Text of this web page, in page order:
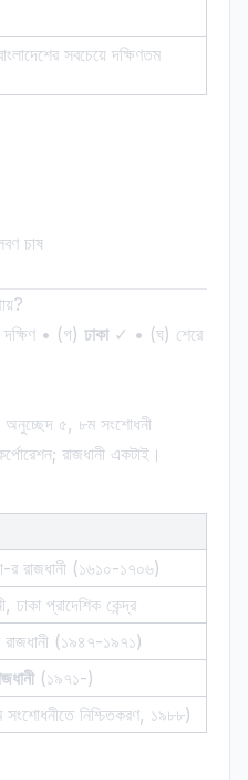
সবচেয়ে দক্ষিণতম
চাষ
• (গ) ঢাকা✓ • (ঘ) শেরে
অনুচ্ছেদ ৫, ৮ম সংশোধনী
রাজধানী একটাই।
র রাজধানী (১৬১০-১৭০৬)
ঢাকা প্রাদেশিক কেন্দ্র
রাজধানী (১৯৪৭-১৯৭১)
(১৯৭১-)
নিশ্চিতকরণ, ১৯৮৮)